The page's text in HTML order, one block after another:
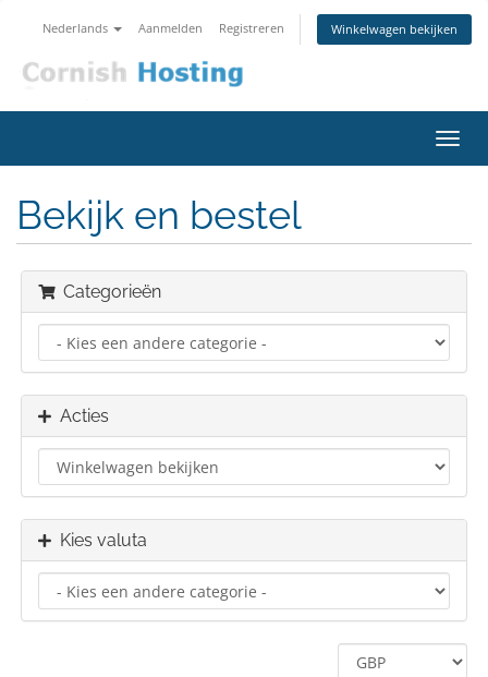
Nederlands Aanmelden Registreren Winkelwagen bekijken
in-/
Bekijk en bestel
Categorieën
Acties
Kies valuta